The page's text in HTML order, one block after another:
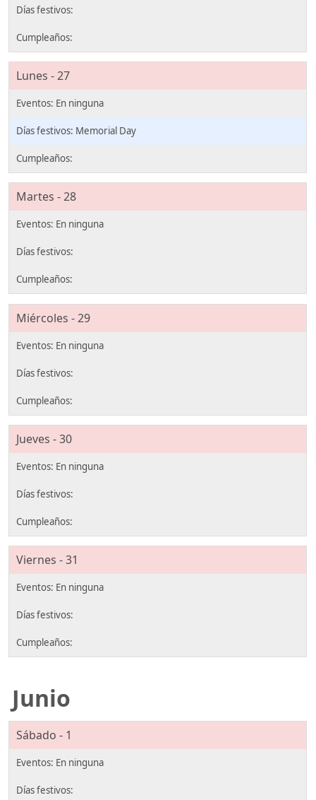
Lunes - 27
Memorial Day
Martes - 28
Miércoles - 29
Jueves - 30
Viernes - 31
Junio
Sábado - 1